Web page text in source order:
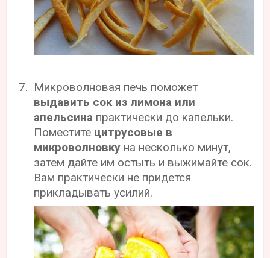
Микроволновая печь поможет
выдавить сок из лимона или
апельсина практически до капельки.
Поместите цитрусовые в
микроволновку на несколько минут,
затем дайте им остыть и выжимайте сок.
Вам практически не придется
прикладывать усилий.